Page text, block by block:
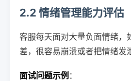
2.2 情绪管理能力评估
客服每天面对大量负面情绪，
差，很容易崩溃或者把情绪发
面试问题示例 ：